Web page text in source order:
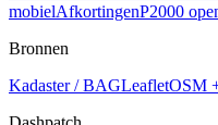
mobielAfkortingenP2000
Bronnen
Kadaster / BAGLeafletOSM